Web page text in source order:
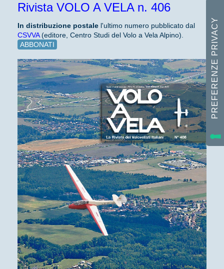
Rivista VOLO A VELA n. 406
In distribuzione postale l'ultimo numero pubblicato dal
CSVVA(editore, Centro Studi del Volo a Vela Alpino).
ABBONATI